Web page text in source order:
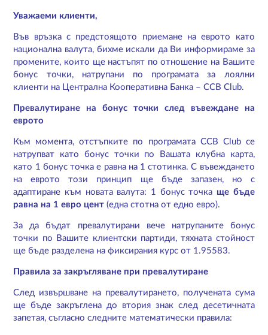
Уважаеми клиенти,
Във връзка с предстоящото приемане на еврото като
национална валута, бихме искали да Ви информираме за
промените, които ще настъпят по отношение на Вашите
бонус точки, натрупани по програмата за лоялни
клиенти на Централна Кооперативна Банка – CCB Club.
Превалутиране на бонус точки след въвеждане на
еврото
Към момента, отстъпките по програмата CCB Club се
натрупват като бонус точки по Вашата клубна карта,
като 1 бонус точка е равна на 1 стотинка. С въвеждането
на еврото този принцип ще бъде запазен, но с
адаптиране към новата валута: 1 бонус точка ще бъде
равна на 1 евро цент (една стотна от едно евро).
За да бъдат превалутирани вече натрупаните бонус
точки по Вашите клиентски партиди, тяхната стойност
ще бъде разделена на фиксирания курс от 1.95583.
Правила за закръгляване при превалутиране
След извършване на превалутирането, получената сума
ще бъде закръглена до втория знак след десетичната
запетая, съгласно следните математически правила: